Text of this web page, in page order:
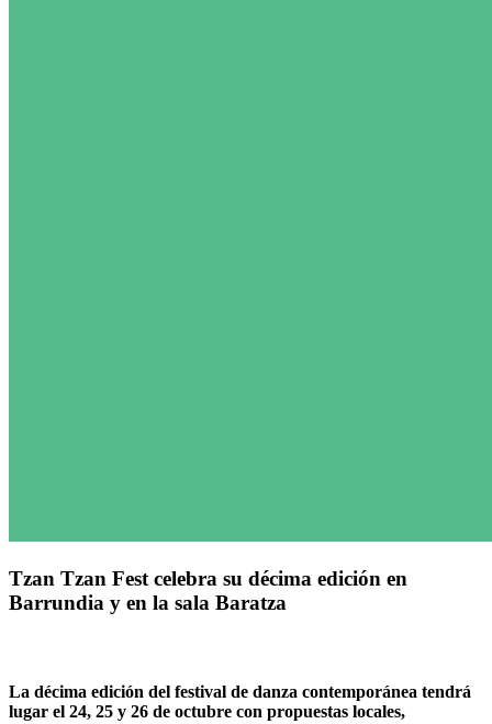
Tzan Tzan Fest celebra su décima edición en
Barrundia y en la sala Baratza
La décima edición del festival de danza contemporánea tendrá
lugar el 24, 25 y 26 de octubre con propuestas locales,